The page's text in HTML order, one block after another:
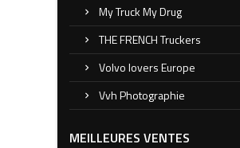
My Truck My Drug
THE FRENCH Truckers
Volvo lovers Europe
Vvh Photographie
MEILLEURES VENTES